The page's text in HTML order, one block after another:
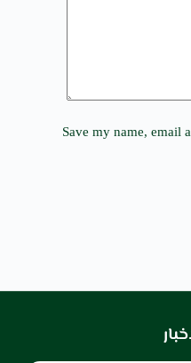
Save my name, email